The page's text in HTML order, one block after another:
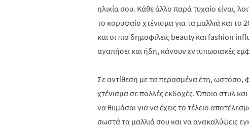
ηλικία σου. Κάθε άλλο παρά τυχαίο είναι,
το κορυφαίο χτένισμα για τα μαλλιά και
και οι πιο δημοφιλείς beauty και fashion
αγαπήσει και ήδη, κάνουν εντυπωσιακές
Σε αντίθεση με τα περασμένα έτη, ωστόσο,
χτένισμα σε πολλές εκδοχές. Όποιο στυλ
να θυμάσαι για να έχεις το τέλειο
σωστά τα μαλλιά σου και να ανακαλύψεις